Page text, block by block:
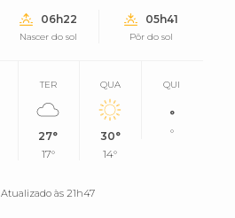
06h22
Nascer do sol
05h41
Pôr do sol
TER
27°
17°
QUA
30°
14°
QUI
°
°
Atualizado às 21h47